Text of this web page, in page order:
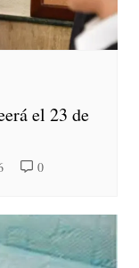
el 23 de
0